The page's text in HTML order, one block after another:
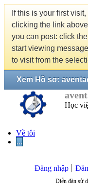
If this is your first
clicking the link
you can post: click
start viewing
to visit from the
Xem Hồ sơ:
Học
Về tôi
...
Đăng nhập
Diễn đàn sử